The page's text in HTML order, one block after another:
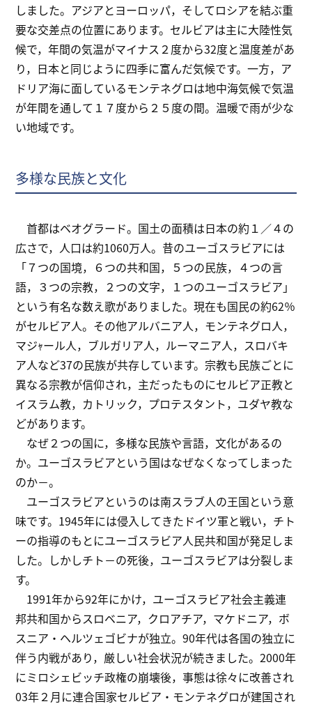
しました。アジアとヨーロッパ，そしてロシアを結ぶ重
要な交差点の位置にあります。セルビアは主に大陸性気
候で，年間の気温がマイナス２度から32度と温度差があ
り，日本と同じように四季に富んだ気候です。一方，ア
ドリア海に面しているモンテネグロは地中海気候で気温
が年間を通して１７度から２５度の間。温暖で雨が少な
い地域です。
多様な民族と文化
首都はベオグラード。国土の面積は日本の約１／４の
広さで，人口は約1060万人。昔のユーゴスラビアには
「７つの国境，６つの共和国，５つの民族，４つの言
語，３つの宗教，２つの文字，１つのユーゴスラビア」
という有名な数え歌がありました。現在も国民の約62％
がセルビア人。その他アルバニア人，モンテネグロ人，
マジｬール人，ブルガリア人，ルーマニア人，スロバキ
ア人など37の民族が共存しています。宗教も民族ごとに
異なる宗教が信仰され，主だったものにセルビア正教と
イスラム教，カトリック，プロテスタント，ユダヤ教な
どがあります。
なぜ２つの国に，多様な民族や言語，文化があるの
か。ユーゴスラビアという国はなぜなくなってしまった
のか－。
ユーゴスラビアというのは南スラブ人の王国という意
味です。1945年には侵入してきたドイツ軍と戦い，チト
ーの指導のもとにユーゴスラビア人民共和国が発足しま
した。しかしチト－の死後，ユーゴスラビアは分裂しま
す。
1991年から92年にかけ，ユーゴスラビア社会主義連
邦共和国からスロベニア，クロアチア，マケドニア，ボ
スニア・ヘルツェゴビナが独立。90年代は各国の独立に
伴う内戦があり，厳しい社会状況が続きました。2000年
にミロシェビッチ政権の崩壊後，事態は徐々に改善され
03年２月に連合国家セルビア・モンテネグロが建国され